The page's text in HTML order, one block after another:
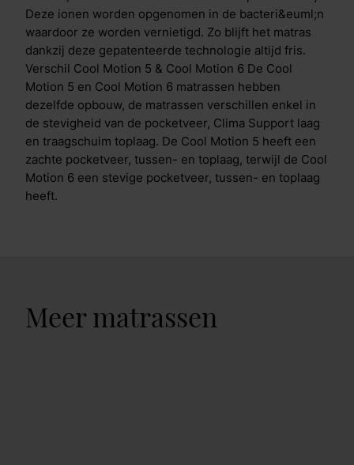
Deze ionen worden opgenomen in de bacteri&euml;n
waardoor ze worden vernietigd. Zo blijft het matras
dankzij deze gepatenteerde technologie altijd fris.
Verschil Cool Motion 5 & Cool Motion 6 De Cool
Motion 5 en Cool Motion 6 matrassen hebben
dezelfde opbouw, de matrassen verschillen enkel in
de stevigheid van de pocketveer, Clima Support laag
en traagschuim toplaag. De Cool Motion 5 heeft een
zachte pocketveer, tussen- en toplaag, terwijl de Cool
Motion 6 een stevige pocketveer, tussen- en toplaag
heeft.
Meer matrassen